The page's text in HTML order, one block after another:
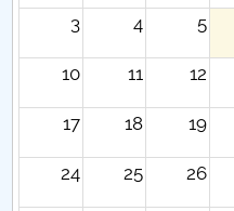
3 4 5
10 11 12
17 18 19
24 25 26